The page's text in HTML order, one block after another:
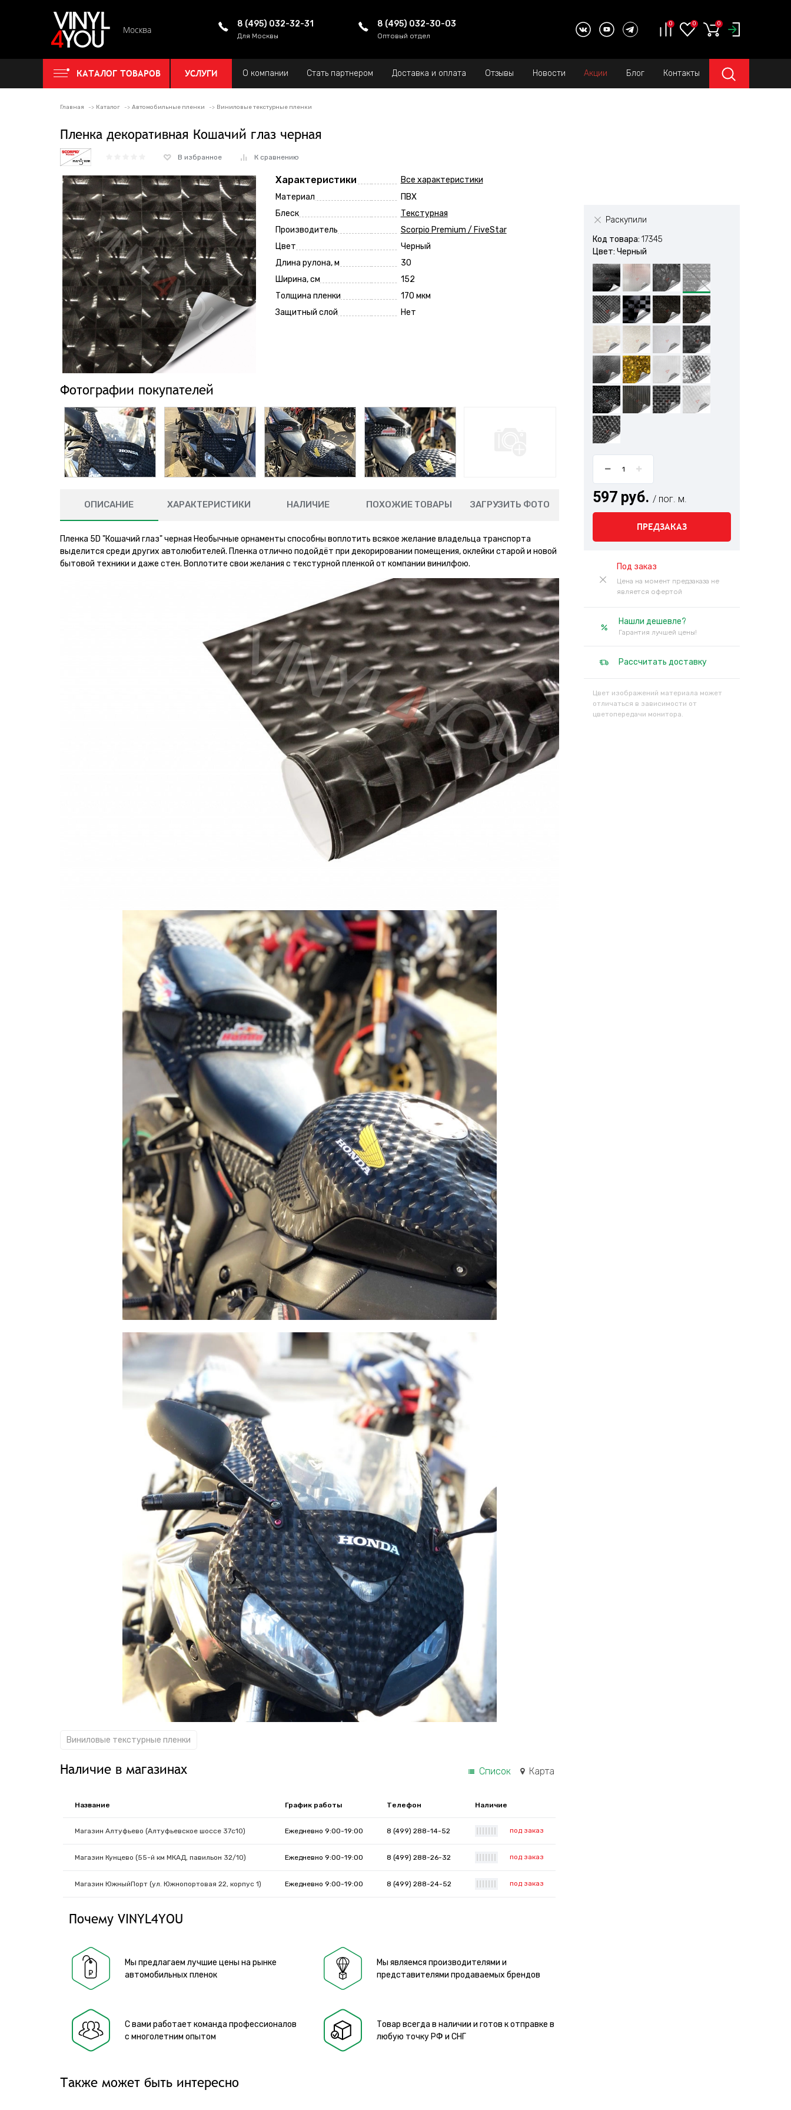
Москва
8 (495) 032-32-31
Для Москвы
8 (495) 032-30-03
Оптовый отдел
0 0 0
КАТАЛОГ ТОВАРОВ УСЛУГИ О компании Стать партнером Доставка и оплата Отзывы Новости Акции Блог Контакты
Главная Каталог Автомобильные пленки Виниловые текстурные пленки
Пленка декоративная Кошачий глаз черная
В избранное К сравнению
Характеристики
Все характеристики
Материал
ПВХ
Блеск
Текстурная
Производитель
Scorpio Premium / FiveStar
Цвет
Черный
Длина рулона, м
30
Ширина, см
152
Толщина пленки
170 мкм
Защитный слой
Нет
Фотографии покупателей
Раскупили
Код товара: 17345
Цвет: Черный
597 руб. / пог. м.
ПРЕДЗАКАЗ
Под заказ
Цена на момент предзаказа не
является офертой
Нашли дешевле?
Гарантия лучшей цены!
Рассчитать доставку
Цвет изображений материала может
отличаться в зависимости от
цветопередачи монитора.
ОПИСАНИЕ ХАРАКТЕРИСТИКИ НАЛИЧИЕ ПОХОЖИЕ ТОВАРЫ ЗАГРУЗИТЬ ФОТО
Пленка 5D "Кошачий глаз" черная Необычные орнаменты способны воплотить всякое желание владельца транспорта
выделится среди других автолюбителей. Пленка отлично подойдёт при декорировании помещения, оклейки старой и новой
бытовой техники и даже стен. Воплотите свои желания с текстурной пленкой от компании винилфою.
Виниловые текстурные пленки
Наличие в магазинах Список Карта
Название График работы Телефон Наличие
Магазин Алтуфьево (Алтуфьевское шоссе 37с10) Ежедневно 9:00-19:00 8 (499) 288-14-52 под заказ
Магазин Кунцево (55-й км МКАД, павильон 32/10) Ежедневно 9:00-19:00 8 (499) 288-26-32 под заказ
Магазин ЮжныйПорт (ул. Южнопортовая 22, корпус 1) Ежедневно 9:00-19:00 8 (499) 288-24-52 под заказ
Почему VINYL4YOU
Мы предлагаем лучшие цены на рынке
автомобильных пленок
Мы являемся производителями и
представителями продаваемых брендов
С вами работает команда профессионалов
с многолетним опытом
Товар всегда в наличии и готов к отправке в
любую точку РФ и СНГ
Также может быть интересно